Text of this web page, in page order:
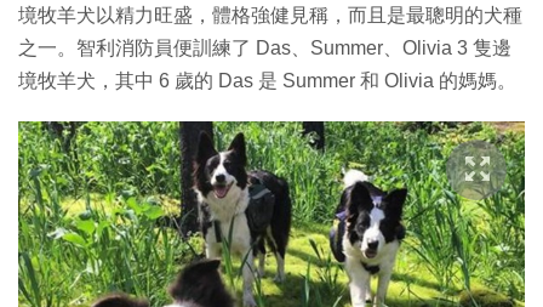
境牧羊犬以精力旺盛，體格強健見稱，而且是最聰明的犬種
之一。智利消防員便訓練了 Das、Summer、Olivia 3 隻邊
境牧羊犬，其中 6 歲的 Das 是 Summer 和 Olivia 的媽媽。